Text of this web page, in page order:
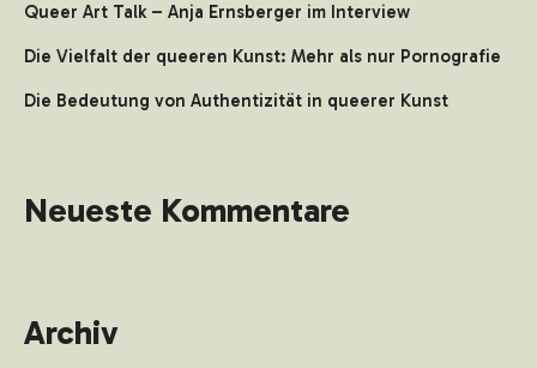
Queer Art Talk – Anja Ernsberger im Interview
Die Vielfalt der queeren Kunst: Mehr als nur Pornografie
Die Bedeutung von Authentizität in queerer Kunst
Neueste Kommentare
Archiv